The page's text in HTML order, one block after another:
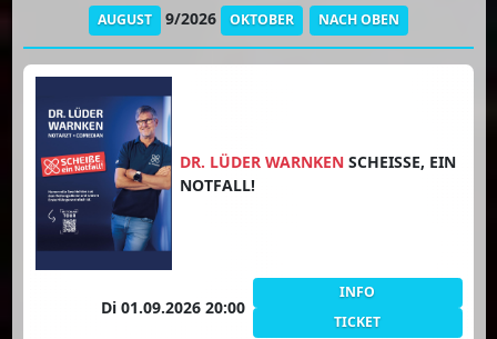
AUGUST 9/2026 OKTOBER NACH OBEN
DR. LÜDER WARNKEN SCHEISSE, EIN N
OTFALL!
Di 01.09.2026 20:00
INFO
TICKET